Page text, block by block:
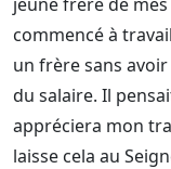
commencé à
un frère sans
du salaire. Il
appréciera mon
laisse cela au